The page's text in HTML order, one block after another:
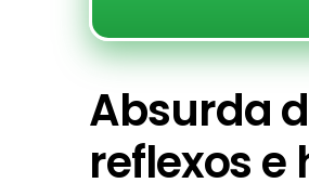
Absurda
reflexos